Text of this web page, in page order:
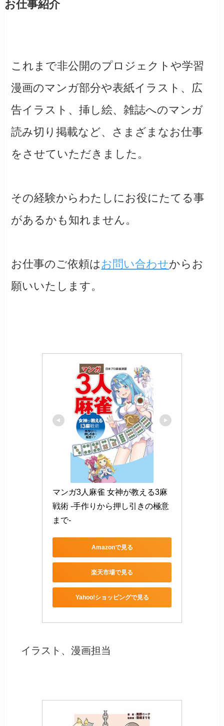
お仕事紹介
これまで非公開のプロジェクトや学習
漫画のマンガ部分や表紙イラスト、広
告イラスト、挿し絵、雑誌へのマンガ
読み切り掲載など、さまざまなお仕事
をさせていただきました。
その経験からわたしにお役にたてる事
があるかも知れません。
お仕事のご依頼は お問い合わせからお
願いいたします。
マンガ3人麻雀 女神が教える3麻
戦術 -手作りから押し引きの極意
まで-
Amazonで見る
楽天市場で見る
Yahoo!ショッピングで見る
イラスト、漫画担当